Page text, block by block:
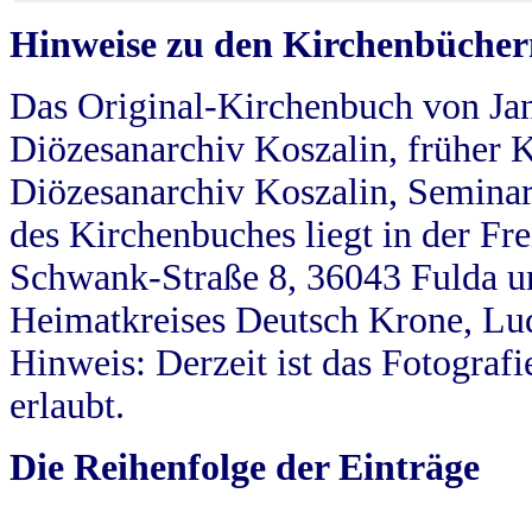
Hinweise zu den
Das Original-Kirchenbuch von
Diözesanarchiv Koszalin, früher
Diözesanarchiv Koszalin,
des Kirchenbuches liegt in der
Schwank-Straße 8, 36043 Fulda
Heimatkreises Deutsch Krone,
Hinweis: Derzeit ist das
erlaubt.
Die Reihenfolge der Einträge